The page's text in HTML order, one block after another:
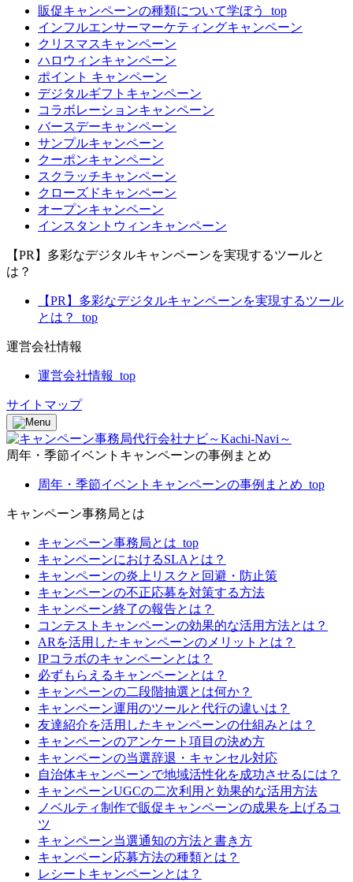
販促キャンペーンの種類について学ぼう_top
インフルエンサーマーケティングキャンペーン
クリスマスキャンペーン
ハロウィンキャンペーン
ポイント キャンペーン
デジタルギフトキャンペーン
コラボレーションキャンペーン
バースデーキャンペーン
サンプルキャンペーン
クーポンキャンペーン
スクラッチキャンペーン
クローズドキャンペーン
オープンキャンペーン
インスタントウィンキャンペーン
【PR】多彩なデジタルキャンペーンを実現するツールと
は？
【PR】多彩なデジタルキャンペーンを実現するツール
とは？_top
運営会社情報
運営会社情報_top
サイトマップ
周年・季節イベントキャンペーンの事例まとめ
周年・季節イベントキャンペーンの事例まとめ_top
キャンペーン事務局とは
キャンペーン事務局とは_top
キャンペーンにおけるSLAとは？
キャンペーンの炎上リスクと回避・防止策
キャンペーンの不正応募を対策する方法
キャンペーン終了の報告とは？
コンテストキャンペーンの効果的な活用方法とは？
ARを活用したキャンペーンのメリットとは？
IPコラボのキャンペーンとは？
必ずもらえるキャンペーンとは？
キャンペーンの二段階抽選とは何か？
キャンペーン運用のツールと代行の違いは？
友達紹介を活用したキャンペーンの仕組みとは？
キャンペーンのアンケート項目の決め方
キャンペーンの当選辞退・キャンセル対応
自治体キャンペーンで地域活性化を成功させるには？
キャンペーンUGCの二次利用と効果的な活用方法
ノベルティ制作で販促キャンペーンの成果を上げるコ
ツ
キャンペーン当選通知の方法と書き方
キャンペーン応募方法の種類とは？
レシートキャンペーンとは？